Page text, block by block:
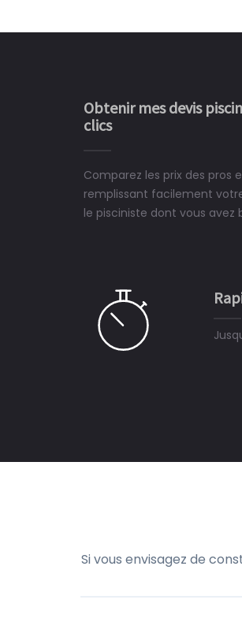
Obtenir mes devis
clics
Comparez les prix des pros
remplissant facilement
le pisciniste dont vous avez
ne peut plus s'en passer.
Le
Si vous envisagez de